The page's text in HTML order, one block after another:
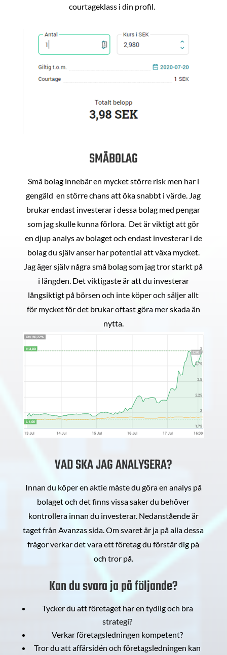
courtageklass i din profil.
SMÅBOLAG
Små bolag innebär en mycket större risk men har i
gengäld en större chans att öka snabbt i värde. Jag
brukar endast investerar i dessa bolag med pengar
som jag skulle kunna förlora. Det är viktigt att gör
en djup analys av bolaget och endast investerar i de
bolag du själv anser har potential att växa mycket.
Jag äger själv några små bolag som jag tror starkt på
i längden. Det viktigaste är att du investerar
långsiktigt på börsen och inte köper och säljer allt
för mycket för det brukar oftast göra mer skada än
nytta.
VAD SKA JAG ANALYSERA?
Innan du köper en aktie måste du göra en analys på
bolaget och det finns vissa saker du behöver
kontrollera innan du investerar. Nedanstående är
taget från Avanzas sida. Om svaret är ja på alla dessa
frågor verkar det vara ett företag du förstår dig på
och tror på.
Kan du svara ja på följande?
Tycker du att företaget har en tydlig och bra
strategi?
Verkar företagsledningen kompetent?
Tror du att affärsidén och företagsledningen kan